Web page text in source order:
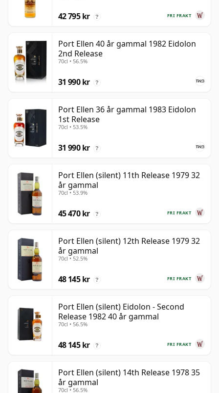
FRI FRAKT
42 795 kr ?
Port Ellen 40 år gammal 1982 Eidolon
2nd Release
70cl • 56.5%
31 990 kr ?
Port Ellen 36 år gammal 1983 Eidolon
1st Release
70cl • 53.5%
31 990 kr ?
Port Ellen (silent) 11th Release 1979 32
år gammal
70cl • 53.9%
FRI FRAKT
45 470 kr ?
Port Ellen (silent) 12th Release 1979 32
år gammal
70cl • 52.5%
FRI FRAKT
48 145 kr ?
Port Ellen (silent) Eidolon - Second
Release 1982 40 år gammal
70cl • 56.5%
FRI FRAKT
48 145 kr ?
Port Ellen (silent) 14th Release 1978 35
år gammal
70cl • 56.5%